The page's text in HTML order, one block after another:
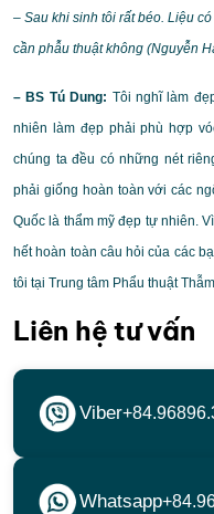
– Sau khi sinh tôi rất béo. Liệu
cần phẫu thuật không (Nguyễn
– BS Tú Dung: Tôi nghĩ làm
nhiên làm đẹp phải phù hợp
chúng ta đều có những nét
phải giống hoàn toàn với các
Quốc là thẩm mỹ đẹp tự nhiên.
hết hoàn toàn câu hỏi của các
tôi tại Trung tâm Phẩu thuật
Liên hệ tư vấn
Viber
Whatsapp